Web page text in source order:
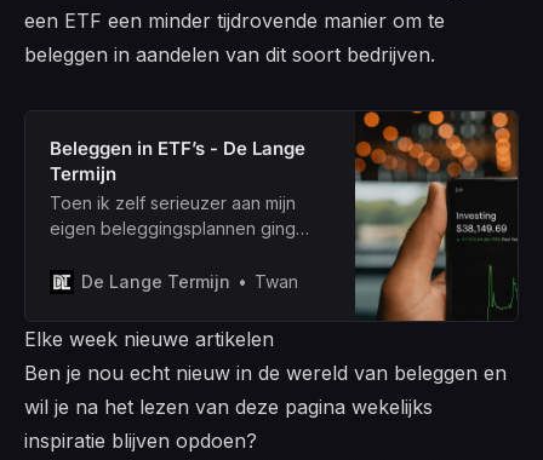
een ETF een minder tijdrovende manier om te
beleggen in aandelen van dit soort bedrijven.
Beleggen in ETF’s - De Lange
Termijn
Toen ik zelf serieuzer aan mijn
eigen beleggingsplannen ging
gaan beleggen in ETF’s. En nu
mee begonnen, in plaats van al die
me in het begin veel tijd en stress
hebben gekost.
De Lange Termijn Twan
Elke week nieuwe artikelen
Ben je nou echt nieuw in de wereld van beleggen en
wil je na het lezen van deze pagina wekelijks
inspiratie blijven opdoen?